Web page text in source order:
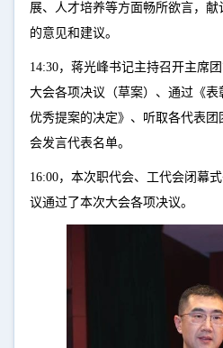
展、人才培养等方面畅所欲言，
的意见和建议。
14:30，蒋光峰书记主持召开主席
大会各项决议（草案）、通过《
优秀提案的决定》、听取各代表
会发言代表名单。
16:00，本次职代会、工代会闭幕
议通过了本次大会各项决议。